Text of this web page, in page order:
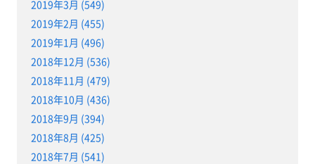
2019年3月 (549)
2019年2月 (455)
2019年1月 (496)
2018年12月 (536)
2018年11月 (479)
2018年10月 (436)
2018年9月 (394)
2018年8月 (425)
2018年7月 (541)